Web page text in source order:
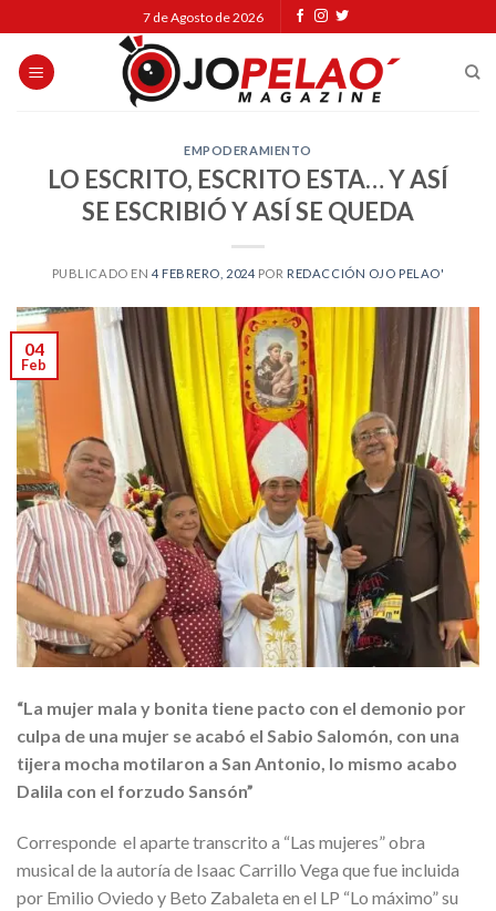
to
content
7 de Agosto de 2026
EMPODERAMIENTO
LO ESCRITO, ESCRITO ESTA… Y ASÍ
SE ESCRIBIÓ Y ASÍ SE QUEDA
PUBLICADO EN 4 FEBRERO, 2024 POR REDACCIÓN OJO PELAO'
04
Feb
“La mujer mala y bonita tiene pacto con el demonio por
culpa de una mujer se acabó el Sabio Salomón, con una
tijera mocha motilaron a San Antonio, lo mismo acabo
Dalila con el forzudo Sansón”
Corresponde el aparte transcrito a “Las mujeres” obra
musical de la autoría de Isaac Carrillo Vega que fue incluida
por Emilio Oviedo y Beto Zabaleta en el LP “Lo máximo” su